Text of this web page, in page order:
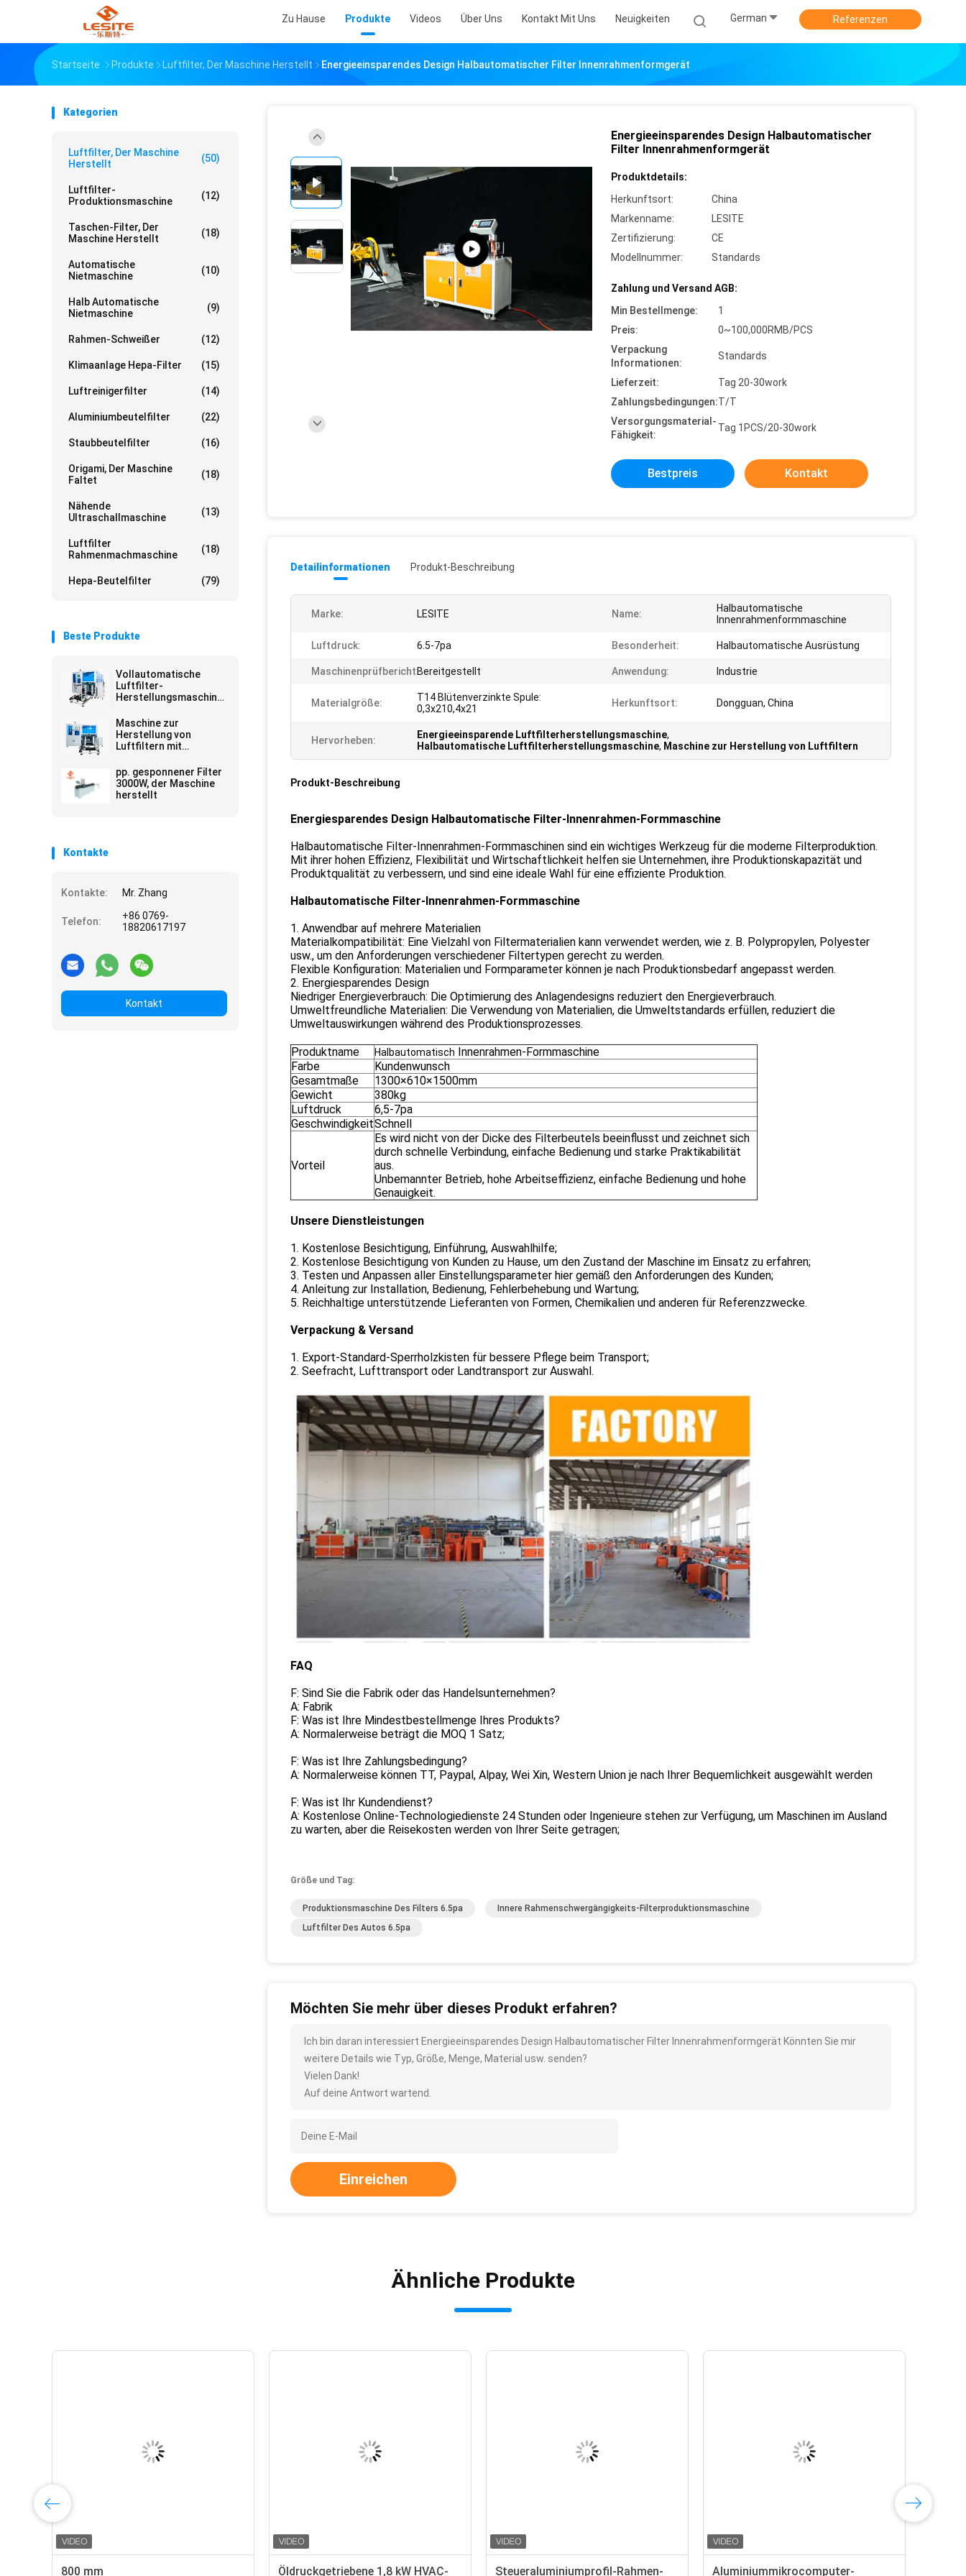
Zu Hause Produkte Videos Über Uns Kontakt Mit Uns Neuigkeiten German Referenzen
Startseite Produkte Luftfilter, Der Maschine Herstellt Energieeinsparendes Design Halbautomatischer Filter Innenrahmenformgerät
Kategorien
Luftfilter, Der Maschine
Herstellt
(50)
Luftfilter-
Produktionsmaschine
(12)
Taschen-Filter, Der
Maschine Herstellt
(18)
Automatische
Nietmaschine
(10)
Halb Automatische
Nietmaschine
(9)
Rahmen-Schweißer (12)
Klimaanlage Hepa-Filter (15)
Luftreinigerfilter (14)
Aluminiumbeutelfilter (22)
Staubbeutelfilter (16)
Origami, Der Maschine
Faltet
(18)
Nähende
Ultraschallmaschine
(13)
Luftfilter
Rahmenmachmaschine
(18)
Hepa-Beutelfilter (79)
Beste Produkte
Vollautomatische
Luftfilter-
Herstellungsmaschine
Steuerungssystem für
Hochgeschwindigkeits-
und unbemannten
Maschine zur
Herstellung von
Luftfiltern mit
Beutel- und
Nietenlösungen für die
Herstellung und
pp. gesponnener Filter
3000W, der Maschine
herstellt
Kontakte
Kontakte: Mr. Zhang
Telefon:
+86 0769-
18820617197
Kontakt
Energieeinsparendes Design Halbautomatischer
Filter Innenrahmenformgerät
Produktdetails:
Herkunftsort:
China
Markenname:
LESITE
Zertifizierung:
CE
Modellnummer:
Standards
Zahlung und Versand AGB:
Min Bestellmenge:
1
Preis:
0~100,000RMB/PCS
Verpackung
Informationen:
Standards
Lieferzeit:
Tag 20-30work
Zahlungsbedingungen:T/T
Versorgungsmaterial-
Fähigkeit:
Tag 1PCS/20-30work
Bestpreis Kontakt
Detailinformationen Produkt-Beschreibung
Marke: LESITE Name:
Halbautomatische
Innenrahmenformmaschine
Luftdruck: 6.5-7pa Besonderheit: Halbautomatische Ausrüstung
Maschinenprüfbericht:Bereitgestellt Anwendung: Industrie
Materialgröße:
T14 Blütenverzinkte Spule:
0,3x210,4x21
Herkunftsort: Dongguan, China
Hervorheben: Energieeinsparende Luftfilterherstellungsmaschine,
Halbautomatische Luftfilterherstellungsmaschine, Maschine zur Herstellung von Luftfiltern
Produkt-Beschreibung
Energiesparendes Design Halbautomatische Filter-Innenrahmen-Formmaschine
Halbautomatische Filter-Innenrahmen-Formmaschinen sind ein wichtiges Werkzeug für die moderne Filterproduktion.
Mit ihrer hohen Effizienz, Flexibilität und Wirtschaftlichkeit helfen sie Unternehmen, ihre Produktionskapazität und
Produktqualität zu verbessern, und sind eine ideale Wahl für eine effiziente Produktion.
Halbautomatische Filter-Innenrahmen-Formmaschine
1. Anwendbar auf mehrere Materialien
Materialkompatibilität: Eine Vielzahl von Filtermaterialien kann verwendet werden, wie z. B. Polypropylen, Polyester
usw., um den Anforderungen verschiedener Filtertypen gerecht zu werden.
Flexible Konfiguration: Materialien und Formparameter können je nach Produktionsbedarf angepasst werden.
2. Energiesparendes Design
Niedriger Energieverbrauch: Die Optimierung des Anlagendesigns reduziert den Energieverbrauch.
Umweltfreundliche Materialien: Die Verwendung von Materialien, die Umweltstandards erfüllen, reduziert die
Umweltauswirkungen während des Produktionsprozesses.
Produktname Halbautomatisch Innenrahmen-Formmaschine
Farbe
Kundenwunsch
Gesamtmaße
1300×610×1500mm
Gewicht
380kg
Luftdruck
6,5-7pa
GeschwindigkeitSchnell
Vorteil
Es wird nicht von der Dicke des Filterbeutels beeinflusst und zeichnet sich
durch schnelle Verbindung, einfache Bedienung und starke Praktikabilität
aus.
Unbemannter Betrieb, hohe Arbeitseffizienz, einfache Bedienung und hohe
Genauigkeit.
Unsere Dienstleistungen
1. Kostenlose Besichtigung, Einführung, Auswahlhilfe;
2. Kostenlose Besichtigung von Kunden zu Hause, um den Zustand der Maschine im Einsatz zu erfahren;
3. Testen und Anpassen aller Einstellungsparameter hier gemäß den Anforderungen des Kunden;
4. Anleitung zur Installation, Bedienung, Fehlerbehebung und Wartung;
5. Reichhaltige unterstützende Lieferanten von Formen, Chemikalien und anderen für Referenzzwecke.
Verpackung & Versand
1. Export-Standard-Sperrholzkisten für bessere Pflege beim Transport;
2. Seefracht, Lufttransport oder Landtransport zur Auswahl.
FAQ
F: Sind Sie die Fabrik oder das Handelsunternehmen?
A: Fabrik
F: Was ist Ihre Mindestbestellmenge Ihres Produkts?
A: Normalerweise beträgt die MOQ 1 Satz;
F: Was ist Ihre Zahlungsbedingung?
A: Normalerweise können TT, Paypal, Alpay, Wei Xin, Western Union je nach Ihrer Bequemlichkeit ausgewählt werden
F: Was ist Ihr Kundendienst?
A: Kostenlose Online-Technologiedienste 24 Stunden oder Ingenieure stehen zur Verfügung, um Maschinen im Ausland
zu warten, aber die Reisekosten werden von Ihrer Seite getragen;
Größe und Tag:
Produktionsmaschine Des Filters 6.5pa
Innere Rahmenschwergängigkeits-Filterproduktionsmaschine
Luftfilter Des Autos 6.5pa
Möchten Sie mehr über dieses Produkt erfahren?
Ich bin daran interessiert Energieeinsparendes Design Halbautomatischer Filter Innenrahmenformgerät Könnten Sie mir
weitere Details wie Typ, Größe, Menge, Material usw. senden?
Vielen Dank!
Auf deine Antwort wartend.
Einreichen
Ähnliche Produkte
800 mm Öldruckgetriebene 1,8 kW HVAC- Steueraluminiumprofil-Rahmen- Aluminiummikrocomputer-